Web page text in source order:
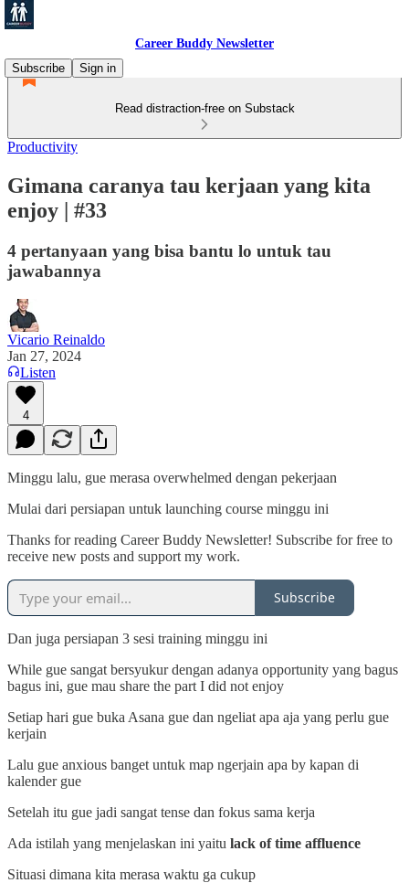
Career Buddy Newsletter
Subscribe
Sign in
Read distraction-free on Substack
Productivity
Gimana caranya tau kerjaan yang kita
enjoy | #33
4 pertanyaan yang bisa bantu lo untuk tau
jawabannya
Vicario Reinaldo
Jan 27, 2024
Listen
4
Minggu lalu, gue merasa overwhelmed dengan pekerjaan
Mulai dari persiapan untuk launching course minggu ini
Thanks for reading Career Buddy Newsletter! Subscribe for free to
receive new posts and support my work.
Subscribe
Dan juga persiapan 3 sesi training minggu ini
While gue sangat bersyukur dengan adanya opportunity yang bagus
bagus ini, gue mau share the part I did not enjoy
Setiap hari gue buka Asana gue dan ngeliat apa aja yang perlu gue
kerjain
Lalu gue anxious banget untuk map ngerjain apa by kapan di
kalender gue
Setelah itu gue jadi sangat tense dan fokus sama kerja
Ada istilah yang menjelaskan ini yaitu lack of time affluence
Situasi dimana kita merasa waktu ga cukup